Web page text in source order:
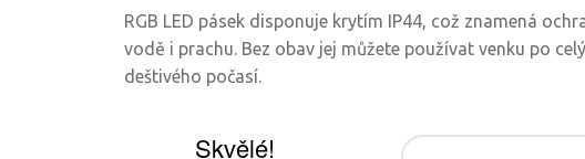
RGB LED pásek disponuje krytím IP44, což znamená
vodě i prachu. Bez obav jej můžete používat venku po
deštivého počasí.